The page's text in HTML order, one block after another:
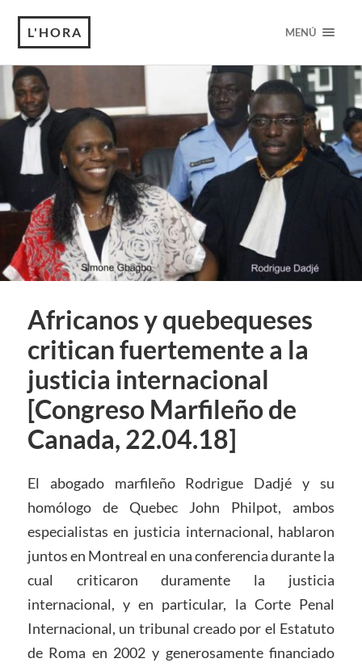
L'HORA MENÚ
Africanos y quebequeses
critican fuertemente a la
justicia internacional
[Congreso Marfileño de
Canada, 22.04.18]
El abogado marfileño Rodrigue Dadjé y su
homólogo de Quebec John Philpot, ambos
especialistas en justicia internacional, hablaron
juntos en Montreal en una conferencia durante la
cual criticaron duramente la justicia
internacional, y en particular, la Corte Penal
Internacional, un tribunal creado por el Estatuto
de Roma en 2002 y generosamente financiado